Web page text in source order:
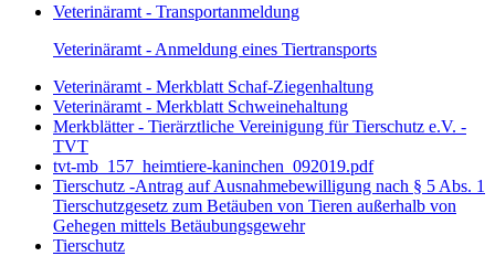
Veterinäramt - Transportanmeldung
Veterinäramt - Anmeldung eines Tiertransports
Veterinäramt - Merkblatt Schaf-Ziegenhaltung
Veterinäramt - Merkblatt Schweinehaltung
Merkblätter - Tierärztliche Vereinigung für Tierschutz e.V. -
TVT
tvt-mb_157_heimtiere-kaninchen_092019.pdf
Tierschutz -Antrag auf Ausnahmebewilligung nach § 5 Abs. 1
Tierschutzgesetz zum Betäuben von Tieren außerhalb von
Gehegen mittels Betäubungsgewehr
Tierschutz